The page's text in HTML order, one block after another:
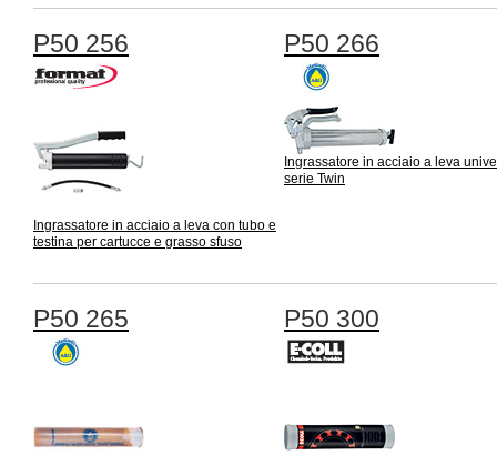
P50 256
Ingrassatore in acciaio a leva con tubo e
testina per cartucce e grasso sfuso
P50 266
Ingrassatore in acciaio a leva
serie Twin
P50 265 P50 300